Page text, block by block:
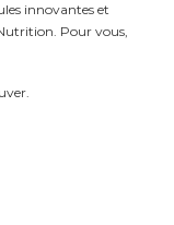
innovantes et
Pour vous,